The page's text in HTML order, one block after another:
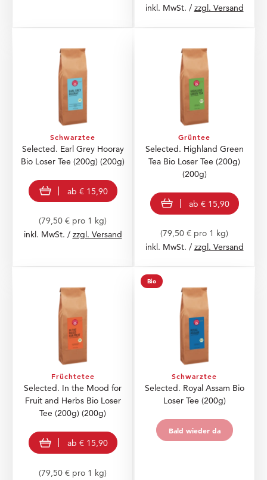
inkl. MwSt. / zzgl. Versand
Schwarztee
Selected. Earl Grey Hooray
Bio Loser Tee (200g) (200g)
view product
ab € 15,90
(79,50 € pro 1 kg)
inkl. MwSt. / zzgl. Versand
Grüntee
Selected. Highland Green
Tea Bio Loser Tee (200g)
(200g)
view product
ab € 15,90
(79,50 € pro 1 kg)
inkl. MwSt. / zzgl. Versand
Früchtetee
Selected. In the Mood for
Fruit and Herbs Bio Loser
Tee (200g) (200g)
view product
ab € 15,90
(79,50 € pro 1 kg)
Bio
Schwarztee
Selected. Royal Assam Bio
Loser Tee (200g)
Bald wieder da
Bald wieder da